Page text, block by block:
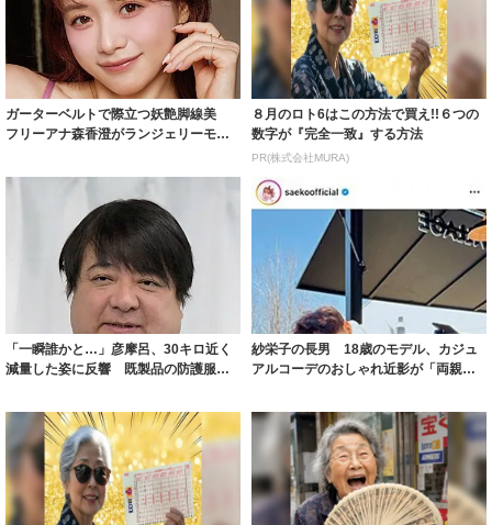
ガーターベルトで際立つ妖艶脚線美
フリーアナ森香澄がランジェリーモデ
８月のロト6はこの方法で買え!!６つの
数字が『完全一致』する方法
PR(株式会社MURA)
「一瞬誰かと…」彦摩呂、30キロ近く
減量した姿に反響 既製品の防護服が
紗栄子の長男 18歳のモデル、カジュ
アルコーデのおしゃれ近影が「両親の